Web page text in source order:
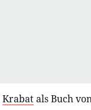
Krabatals Buch